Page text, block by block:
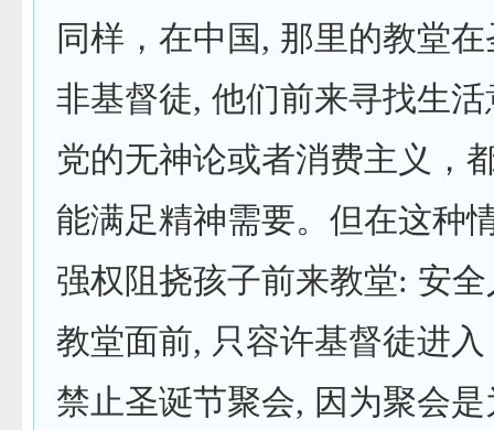
同样，在中国, 那里的教堂
非基督徒, 他们前来寻找生
党的无神论或者消费主义，
能满足精神需要。但在这种
强权阻挠孩子前来教堂: 安
教堂面前, 只容许基督徒进
禁止圣诞节聚会, 因为聚会